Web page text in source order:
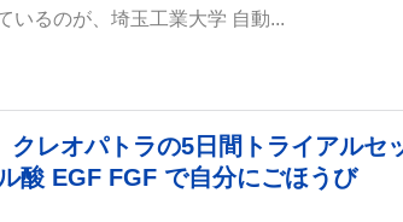
いるのが、埼玉工業大学 自動...
レオパトラの5日間トライアルセ
酸 EGF FGF で自分にごほうび